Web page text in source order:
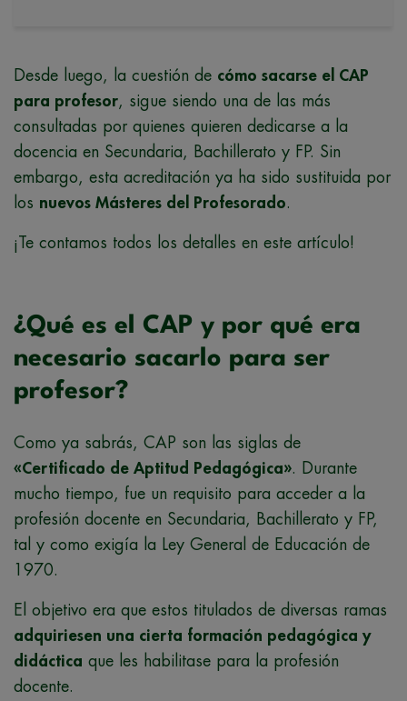
Desde luego, la cuestión de cómo sacarse el CAP
para profesor, sigue siendo una de las más
consultadas por quienes quieren dedicarse a la
docencia en Secundaria, Bachillerato y FP. Sin
embargo, esta acreditación ya ha sido sustituida por
los nuevos Másteres del Profesorado.
¡Te contamos todos los detalles en este artículo!
¿Qué es el CAP y por qué era
necesario sacarlo para ser
profesor?
Como ya sabrás, CAP son las siglas de
«Certificado de Aptitud Pedagógica». Durante
mucho tiempo, fue un requisito para acceder a la
profesión docente en Secundaria, Bachillerato y FP,
tal y como exigía la Ley General de Educación de
1970.
El objetivo era que estos titulados de diversas ramas
adquiriesen una cierta formación pedagógica y
didáctica que les habilitase para la profesión
docente.